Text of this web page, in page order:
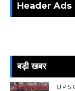
Header Ads
बड़ी खबर